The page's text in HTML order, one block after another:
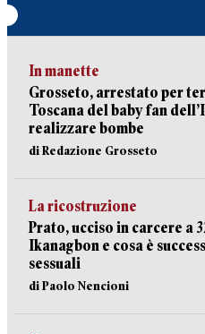
In manette
Grosseto, arrestato per
Toscana del baby fan
realizzare bombe
di Redazione Grosseto
La ricostruzione
Prato, ucciso in carcere a
Ikanagbon e cosa è
sessuali
di Paolo Nencioni